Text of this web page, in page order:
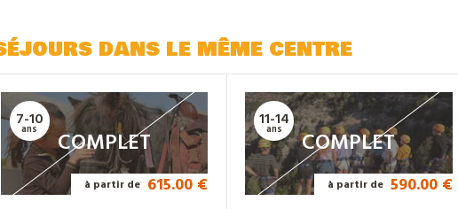
dans le même centre
COMPLET
7-10
ans
à partir de 615.00 €
COMPLET
11-14
ans
à partir de 590.00 €